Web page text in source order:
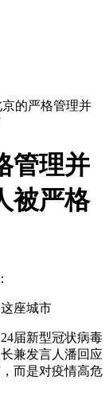
的严格管理并
管理并
被严格
座城市
届新型冠状病毒
兼发言人潘回应
而是对疫情高危